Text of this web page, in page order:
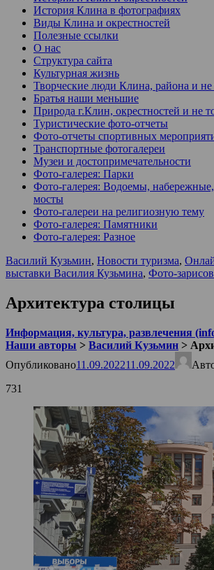
История Клина в фотографиях
Виды Клина и окрестностей
Полезные ссылки
О нас
Структура сайта
Культурная жизнь
Творческие люди Клина, района и не
Братья наши меньшие
Природа г.Клин, окрестностей и не
Туристические фото-отчеты
Фото-отчеты спортивных
Транспортные фотогалереи
Музеи и достопримечательности
Фото-галерея: Парки
Фото-галерея: Водоемы,
мосты
Фото-галереи на религиозную тему
Фото-галерея: Памятники
Фото-галерея: Разное
Василий Кузьмин, Новости туризма,
выставки Василия Кузьмина, Фото-
Архитектура столицы
Информация, культура, развлечения
Наши авторы > Василий Кузьмин >
Опубликовано11.09.202211.09.2022
731